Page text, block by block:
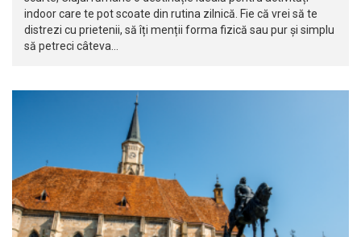
indoor care te pot scoate din rutina zilnică. Fie că vrei să te
distrezi cu prietenii, să îți menții forma fizică sau pur și simplu
să petreci câteva…